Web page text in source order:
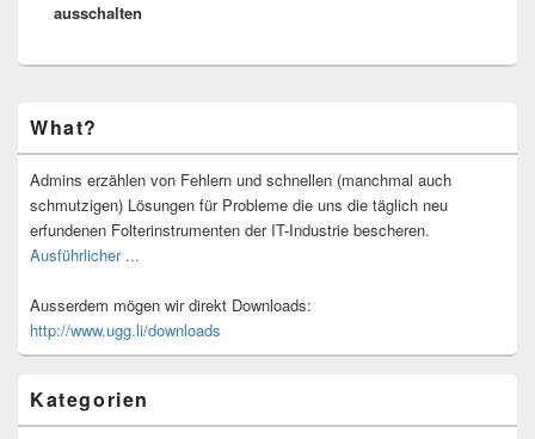
ausschalten
Seitenleisten-
Widgetbereich
What?
Admins erzählen von Fehlern und schnellen (manchmal auch
schmutzigen) Lösungen für Probleme die uns die täglich neu
erfundenen Folterinstrumenten der IT-Industrie bescheren.
Ausführlicher ...
Ausserdem mögen wir direkt Downloads:
http://www.ugg.li/downloads
Kategorien